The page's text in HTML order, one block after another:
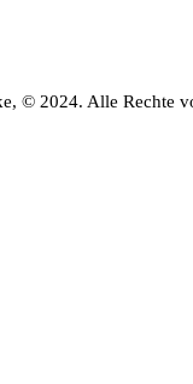
© 2024. Alle Rechte